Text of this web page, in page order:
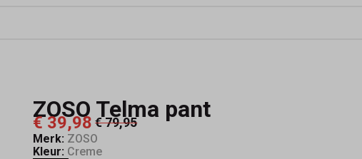
ZOSO Telma pant
€ 39,98 € 79,95
Merk: ZOSO
Kleur: Creme